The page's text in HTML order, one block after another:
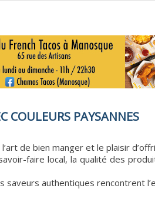
COULEURS PAYSANNES
de bien manger et le plaisir
faire local, la qualité des
saveurs authentiques rencontrent